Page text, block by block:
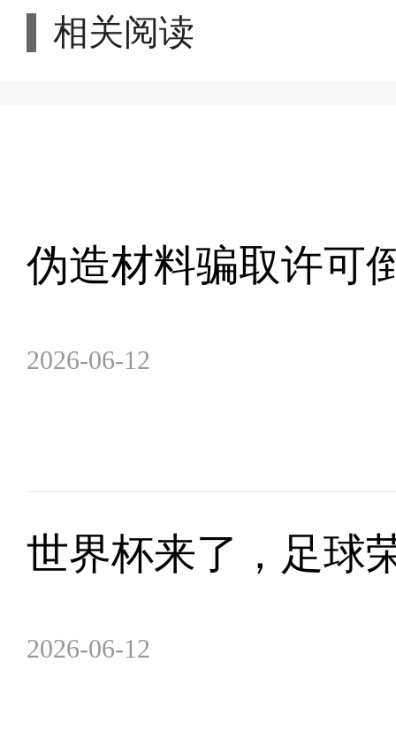
相关阅读
伪造材料骗取许可
2026-06-12
世界杯来了，足球
2026-06-12